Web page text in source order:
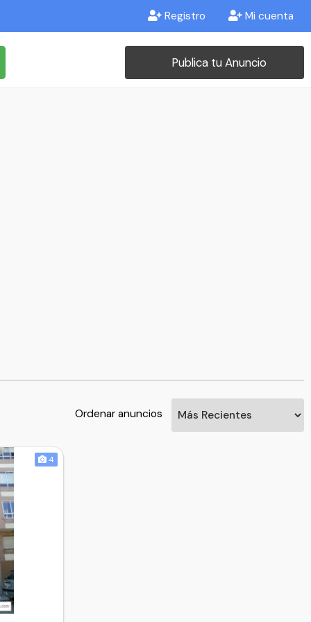
Registro Mi cuenta
Publica tu Anuncio
Ordenar anuncios
4